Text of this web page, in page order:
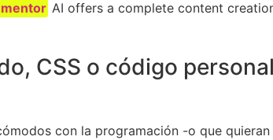
AI offers a complete content
CSS o código
con la programación -o que